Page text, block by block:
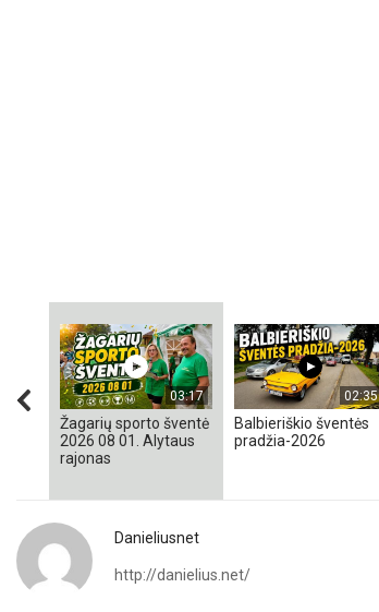
03:17
Žagarių sporto šventė
2026 08 01. Alytaus
rajonas
02:35
Balbieriškio šventės
pradžia-2026
Danieliusnet
http://danielius.net/